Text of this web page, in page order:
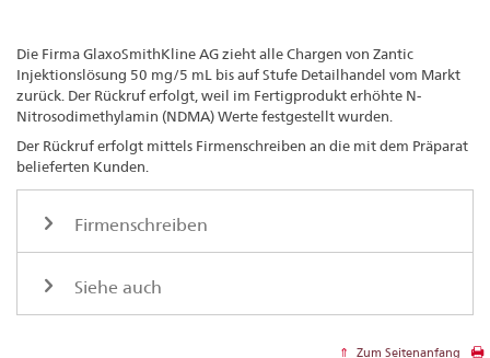
Die Firma GlaxoSmithKline AG zieht alle Chargen von Zantic
Injektionslösung 50 mg/5 mL bis auf Stufe Detailhandel vom Markt
zurück. Der Rückruf erfolgt, weil im Fertigprodukt erhöhte N-
Nitrosodimethylamin (NDMA) Werte festgestellt wurden.
Der Rückruf erfolgt mittels Firmenschreiben an die mit dem Präparat
belieferten Kunden.
Firmenschreiben
Siehe auch
Zum Seitenanfang